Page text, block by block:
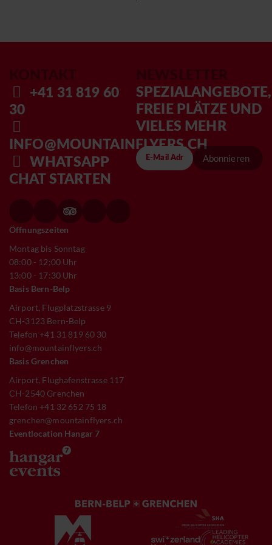
+41 31 819 60
30
INFO@MOUNTAINFLYERS.CH
WHATSAPP
CHAT STARTEN
SPEZIALANGEBOTE,
FREIE PLÄTZE UND
VIELES MEHR
Abonnieren
Öffnungszeiten
Montag bis Sonntag
08:00 - 12:00 Uhr
13:00 - 17:30 Uhr
Basis Bern-Belp
Airport, Flugplatzstrasse 9
CH-3123 Bern-Belp
Telefon +41 31 819 60 30
info@mountainflyers.ch
Basis Grenchen
Airport, Flughafenstrasse 117
CH-2540 Grenchen
Telefon +41 32 652 75 18
grenchen@mountainflyers.ch
Eventlocation Hangar 7